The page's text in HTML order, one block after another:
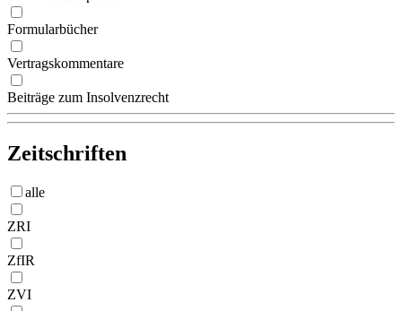
Formularbücher
Vertragskommentare
Beiträge zum Insolvenzrecht
Zeitschriften
alle
ZRI
ZfIR
ZVI